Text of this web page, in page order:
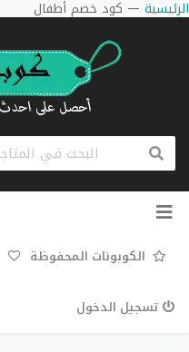
الرئيسية — كود خصم أطفال
تخطي
الكوبونات المحفوظة
تسجيل الدخول